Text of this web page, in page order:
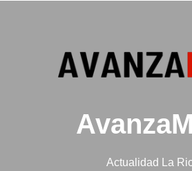
Actualidad La